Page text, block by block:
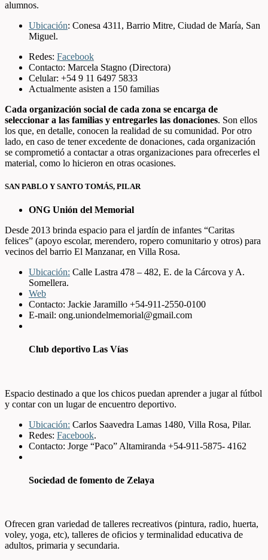
alumnos.
Ubicación: Conesa 4311, Barrio Mitre, Ciudad de María, San
Miguel.
Redes: Facebook
Contacto: Marcela Stagno (Directora)
Celular: +54 9 11 6497 5833
Actualmente asisten a 150 familias
Cada organización social de cada zona se encarga de
seleccionar a las familias y entregarles las donaciones. Son ellos
los que, en detalle, conocen la realidad de su comunidad. Por otro
lado, en caso de tener excedente de donaciones, cada organización
se comprometió a contactar a otras organizaciones para ofrecerles el
material, como lo hicieron en otras ocasiones.
SAN PABLO Y SANTO TOMÁS, PILAR
ONG Unión del Memorial
Desde 2013 brinda espacio para el jardín de infantes “Caritas
felices” (apoyo escolar, merendero, ropero comunitario y otros) para
vecinos del barrio El Manzanar, en Villa Rosa.
Ubicación: Calle Lastra 478 – 482, E. de la Cárcova y A.
Somellera.
Web
Contacto: Jackie Jaramillo +54-911-2550-0100
E-mail: ong.uniondelmemorial@gmail.com
Club deportivo Las Vías
Espacio destinado a que los chicos puedan aprender a jugar al fútbol
y contar con un lugar de encuentro deportivo.
Ubicación: Carlos Saavedra Lamas 1480, Villa Rosa, Pilar.
Redes: Facebook.
Contacto: Jorge “Paco” Altamiranda +54-911-5875- 4162
Sociedad de fomento de Zelaya
Ofrecen gran variedad de talleres recreativos (pintura, radio, huerta,
voley, yoga, etc), talleres de oficios y terminalidad educativa de
adultos, primaria y secundaria.